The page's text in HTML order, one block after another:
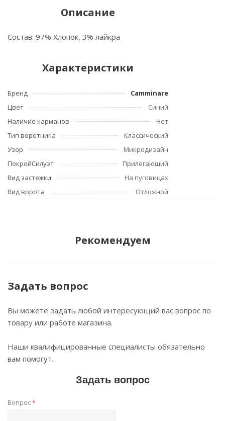
Описание
Состав: 97% Хлопок, 3% лайкра
Характеристики
Бренд
Camminare
Цвет
Синий
Наличие карманов
Нет
Тип воротника
Классический
Узор
Микродизайн
ПокройСилуэт
Прилегающий
Вид застежки
На пуговицах
Вид ворота
Отложной
Рекомендуем
Задать вопрос
Вы можете задать любой интересующий вас вопрос по
товару или работе магазина.
Наши квалифицированные специалисты обязательно
вам помогут.
Задать вопрос
Вопрос*